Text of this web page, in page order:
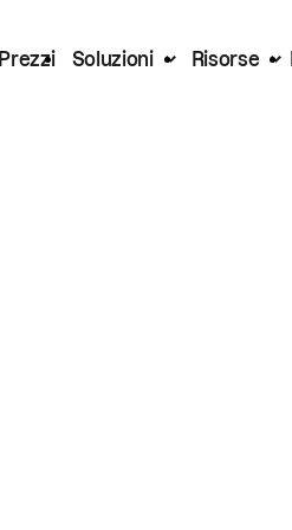
Prezzi Soluzioni Risorse